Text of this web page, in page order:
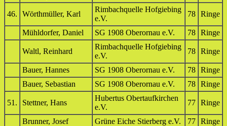
46. Wörthmüller, Karl
Rimbachquelle Hofgiebing
e.V.
78 Ringe
Mühldorfer, Daniel SG 1908 Oberornau e.V. 78 Ringe
Waltl, Reinhard
Rimbachquelle Hofgiebing
e.V.
78 Ringe
Bauer, Hannes SG 1908 Oberornau e.V. 78 Ringe
Bauer, Sebastian
SG 1908 Oberornau e.V. 78 Ringe
51. Stettner, Hans
Hubertus Obertaufkirchen
e.V.
77 Ringe
Brunner, Josef Grüne Eiche Stierberg e.V. 77 Ringe